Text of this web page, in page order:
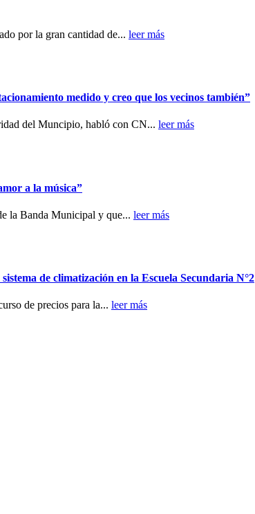
por la gran cantidad de... leer más
medido y creo que los vecinos también”
del Muncipio, habló con CN... leer más
a la música”
la Banda Municipal y que... leer más
de climatización en la Escuela Secundaria N°2
de precios para la... leer más